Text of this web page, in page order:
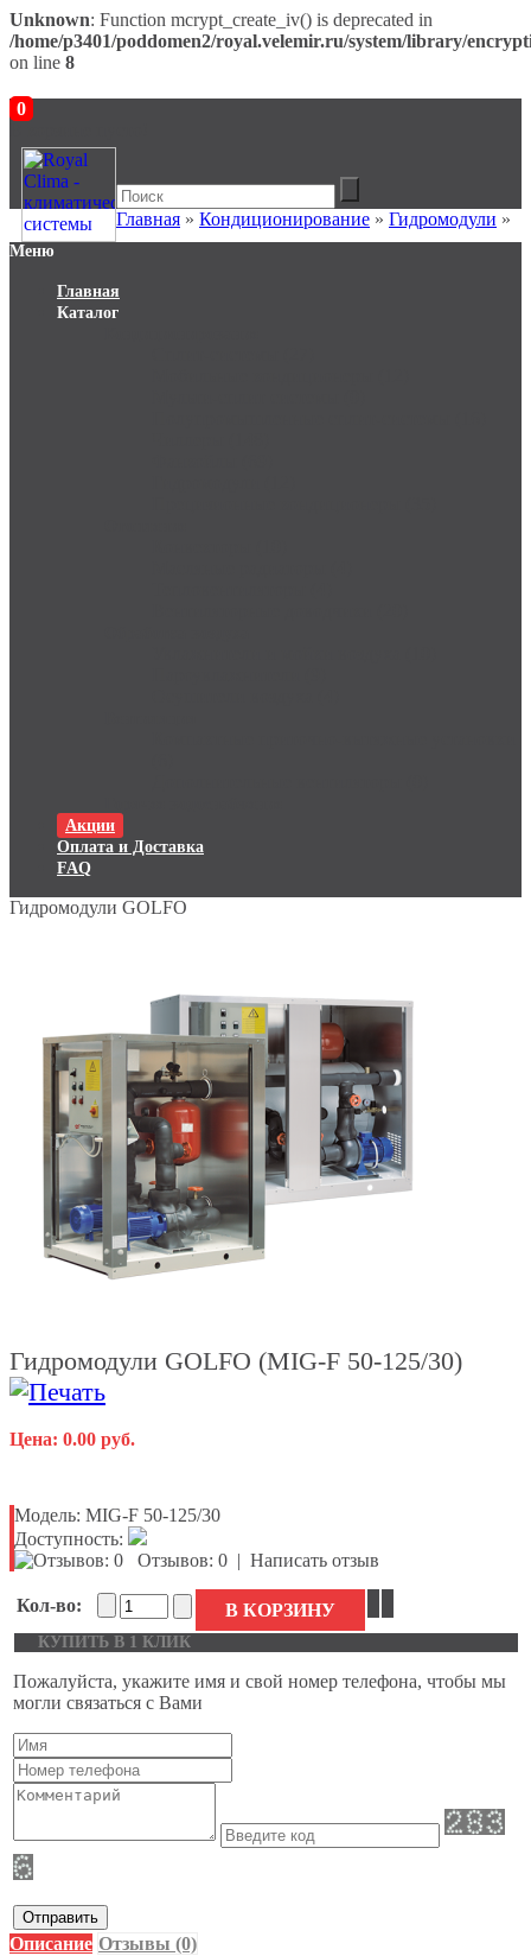
Unknown: Function mcrypt_create_iv() is deprecated in
/home/p3401/poddomen2/royal.velemir.ru/system/library/
on line 8
0
Меню
Главная
Каталог
Акции
Оплата и Доставка
FAQ
Главная » Кондиционирование » Гидромодули »
Гидромодули GOLFO
Гидромодули GOLFO (MIG-F 50-125/30)
Цена: 0.00 руб.
Модель: MIG-F 50-125/30
Доступность:
Отзывов: 0 | Написать отзыв
Кол-во: В КОРЗИНУ
КУПИТЬ В 1 КЛИК
Пожалуйста, укажите имя и свой номер телефона, чтобы мы
могли связаться с Вами
Отправить
Описание Отзывы (0)